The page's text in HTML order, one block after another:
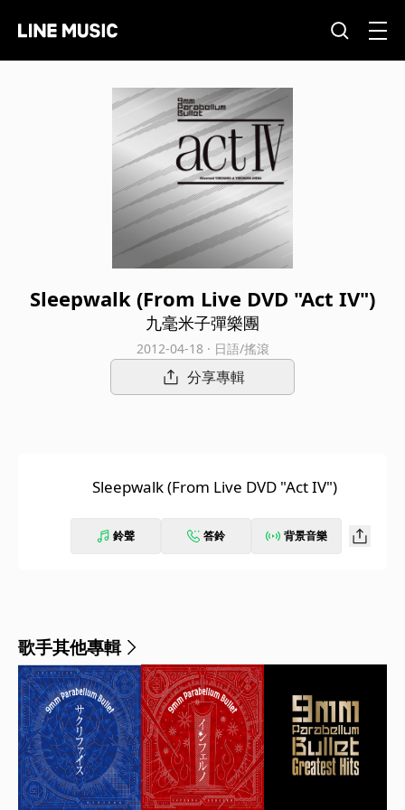
Sleepwalk (From Live DVD "Act IV")
九毫米子彈樂團
2012-04-18 · 日語/搖滾
分享專輯
Sleepwalk (From Live DVD "Act IV")
鈴聲 答鈴 背景音樂
歌手其他專輯